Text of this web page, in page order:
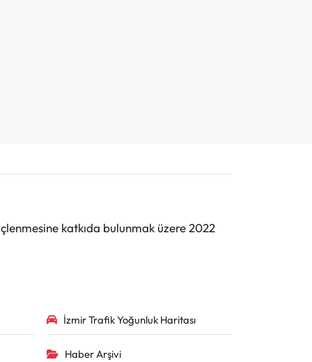
katkıda bulunmak üzere 2022
İzmir Trafik Yoğunluk Haritası
Haber Arşivi